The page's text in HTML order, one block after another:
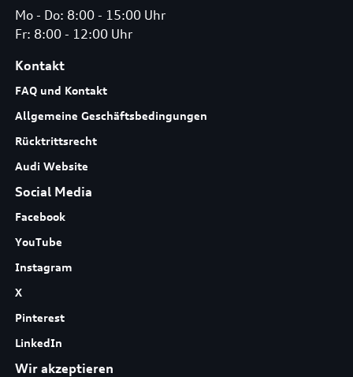
Mo - Do: 8:00 - 15:00 Uhr
Fr: 8:00 - 12:00 Uhr
Kontakt
FAQ und Kontakt
Allgemeine Geschäftsbedingungen
Rücktrittsrecht
Audi Website
Social Media
Facebook
YouTube
Instagram
X
Pinterest
LinkedIn
Wir akzeptieren